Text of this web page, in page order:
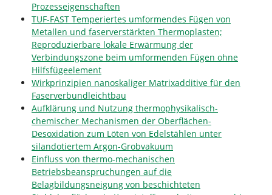
Prozesseigenschaften
TUF-FAST Temperiertes umformendes Fügen von
Metallen und faserverstärkten Thermoplasten;
Reproduzierbare lokale Erwärmung der
Verbindungszone beim umformenden Fügen ohne
Hilfsfügeelement
Wirkprinzipien nanoskaliger Matrixadditive für den
Faserverbundleichtbau
Aufklärung und Nutzung thermophysikalisch-
chemischer Mechanismen der Oberflächen-
Desoxidation zum Löten von Edelstählen unter
silandotiertem Argon-Grobvakuum
Einfluss von thermo-mechanischen
Betriebsbeanspruchungen auf die
Belagbildungsneigung von beschichteten